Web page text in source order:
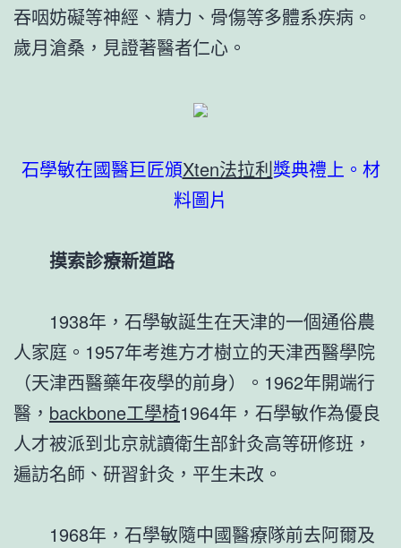
吞咽妨礙等神經、精力、骨傷等多體系疾病。
歲月滄桑，見證著醫者仁心。
石學敏在國醫巨匠頒Xten法拉利獎典禮上。材
料圖片
摸索診療新道路
1938年，石學敏誕生在天津的一個通俗農
人家庭。1957年考進方才樹立的天津西醫學院
（天津西醫藥年夜學的前身）。1962年開端行
醫， backbone工學椅1964年，石學敏作為優良
人才被派到北京就讀衛生部針灸高等研修班，
遍訪名師、研習針灸，平生未改。
1968年，石學敏隨中國醫療隊前去阿爾及